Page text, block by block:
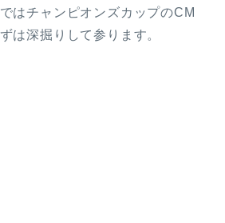
はチャンピオンズカップのCM
は深掘りして参ります。